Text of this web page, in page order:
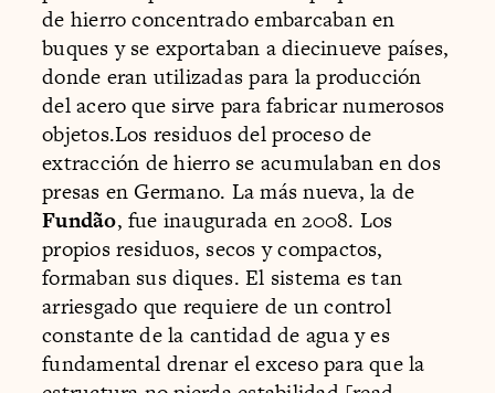
de hierro concentrado embarcaban en
buques y se exportaban a diecinueve países,
donde eran utilizadas para la producción
del acero que sirve para fabricar numerosos
objetos.Los residuos del proceso de
extracción de hierro se acumulaban en dos
presas en Germano. La más nueva, la de
Fundão, fue inaugurada en 2008. Los
propios residuos, secos y compactos,
formaban sus diques. El sistema es tan
arriesgado que requiere de un control
constante de la cantidad de agua y es
fundamental drenar el exceso para que la